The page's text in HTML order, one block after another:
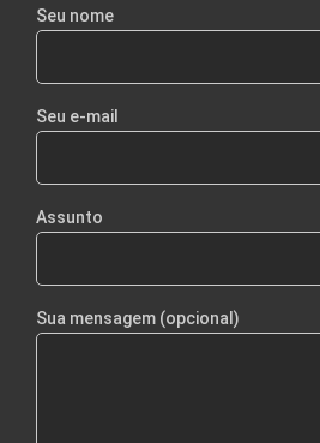
Seu nome
Seu e-mail
Assunto
Sua mensagem (opcional)